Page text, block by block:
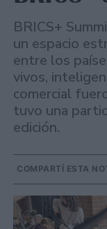
BRICS+
un espacio
entre los
vivos,
comercial
tuvo una
edición.
COMPARTÍ ESTA